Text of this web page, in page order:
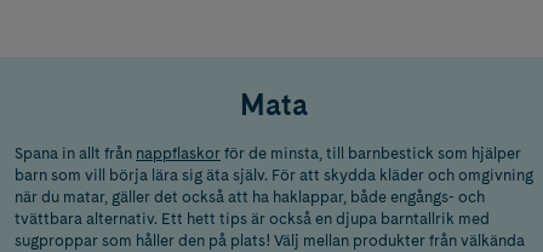
Mata
Spana in allt från nappflaskor för de minsta, till barnbestick som hjälper
barn som vill börja lära sig äta själv. För att skydda kläder och omgivning
när du matar, gäller det också att ha haklappar, både engångs- och
tvättbara alternativ. Ett hett tips är också en djupa barntallrik med
sugproppar som håller den på plats! Välj mellan produkter från välkända